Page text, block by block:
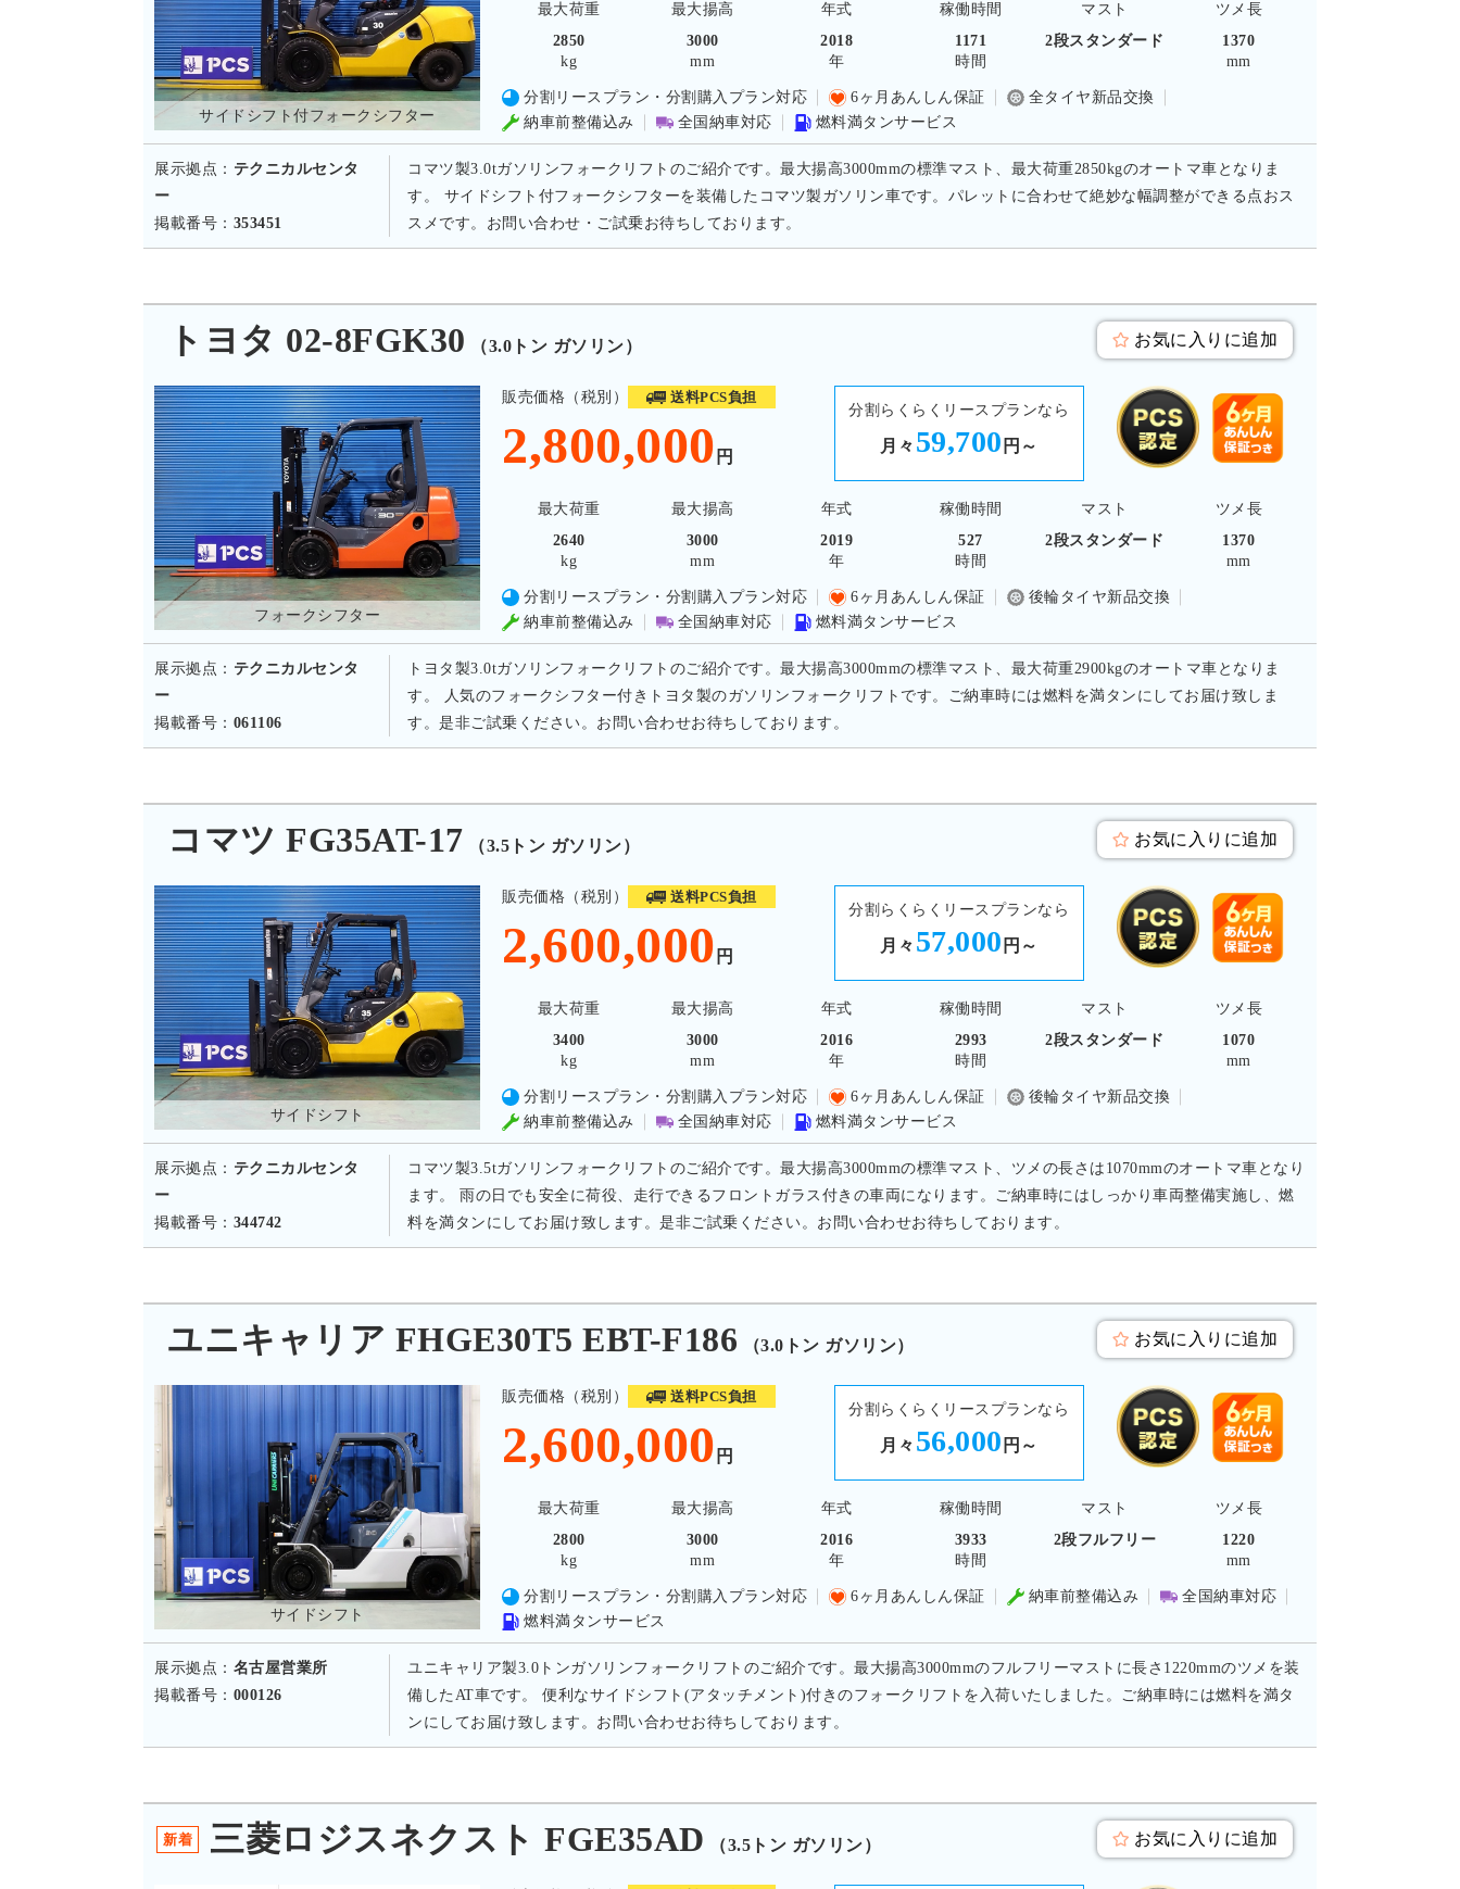
サイドシフト付フォークシフター
最大荷重 最大揚高 年式 稼働時間 マスト
ツメ長
2850
kg
3000
mm
2018
年
1171
時間
2段スタンダード
1370
mm
分割リースプラン・分割購入プラン対応 6ヶ月あんしん保証
全タイヤ新品交換
納車前整備込み
全国納車対応 燃料満タンサービス
展示拠点： テクニカルセンタ
ー
掲載番号： 353451
コマツ製3.0tガソリンフォークリフトのご紹介です。最大揚高3000mmの標準マスト、最大荷重2850kgのオートマ車となりま
す。 サイドシフト付フォークシフターを装備したコマツ製ガソリン車です。パレットに合わせて絶妙な幅調整ができる点おス
スメです。お問い合わせ・ご試乗お待ちしております。
トヨタ 02-8FGK30 （3.0トン ガソリン） お気に入りに追加
フォークシフター
販売価格（税別） 送料PCS負担
2,800,000 円
分割らくらくリースプランなら
月々 59,700 円～
最大荷重 最大揚高 年式 稼働時間 マスト
ツメ長
2640
kg
3000
mm
2019
年
527
時間
2段スタンダード
1370
mm
分割リースプラン・分割購入プラン対応 6ヶ月あんしん保証
後輪タイヤ新品交換
納車前整備込み
全国納車対応 燃料満タンサービス
展示拠点： テクニカルセンタ
ー
掲載番号： 061106
トヨタ製3.0tガソリンフォークリフトのご紹介です。最大揚高3000mmの標準マスト、最大荷重2900kgのオートマ車となりま
す。 人気のフォークシフター付きトヨタ製のガソリンフォークリフトです。ご納車時には燃料を満タンにしてお届け致しま
す。是非ご試乗ください。お問い合わせお待ちしております。
コマツ FG35AT-17 （3.5トン ガソリン） お気に入りに追加
サイドシフト
販売価格（税別） 送料PCS負担
2,600,000 円
分割らくらくリースプランなら
月々 57,000 円～
最大荷重 最大揚高 年式 稼働時間 マスト
ツメ長
3400
kg
3000
mm
2016
年
2993
時間
2段スタンダード
1070
mm
分割リースプラン・分割購入プラン対応 6ヶ月あんしん保証
後輪タイヤ新品交換
納車前整備込み
全国納車対応 燃料満タンサービス
展示拠点： テクニカルセンタ
ー
掲載番号： 344742
コマツ製3.5tガソリンフォークリフトのご紹介です。最大揚高3000mmの標準マスト、ツメの長さは1070mmのオートマ車となり
ます。 雨の日でも安全に荷役、走行できるフロントガラス付きの車両になります。ご納車時にはしっかり車両整備実施し、燃
料を満タンにしてお届け致します。是非ご試乗ください。お問い合わせお待ちしております。
ユニキャリア FHGE30T5 EBT-F186 （3.0トン ガソリン） お気に入りに追加
サイドシフト
販売価格（税別） 送料PCS負担
2,600,000 円
分割らくらくリースプランなら
月々 56,000 円～
最大荷重 最大揚高 年式 稼働時間 マスト
ツメ長
2800
kg
3000
mm
2016
年
3933
時間
2段フルフリー
1220
mm
分割リースプラン・分割購入プラン対応 6ヶ月あんしん保証 納車前整備込み
全国納車対応
燃料満タンサービス
展示拠点： 名古屋営業所
掲載番号： 000126
ユニキャリア製3.0トンガソリンフォークリフトのご紹介です。最大揚高3000mmのフルフリーマストに長さ1220mmのツメを装
備したAT車です。 便利なサイドシフト(アタッチメント)付きのフォークリフトを入荷いたしました。ご納車時には燃料を満タ
ンにしてお届け致します。お問い合わせお待ちしております。
新着 三菱ロジスネクスト FGE35AD （3.5トン ガソリン） お気に入りに追加